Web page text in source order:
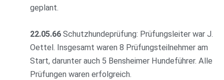
geplant.
22.05.66 Schutzhundeprüfung: Prüfungsleiter war J.
Oettel. Insgesamt waren 8 Prüfungsteilnehmer am
Start, darunter auch 5 Bensheimer Hundeführer. Alle
Prüfungen waren erfolgreich.